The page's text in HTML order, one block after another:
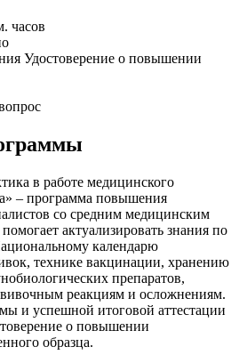
часов
Удостоверение о повышении
в работе медицинского
– программа повышения
со средним медицинским
актуализировать знания по
календарю
технике вакцинации, хранению
препаратов,
реакциям и осложнениям.
и успешной итоговой аттестации
о повышении
образца.